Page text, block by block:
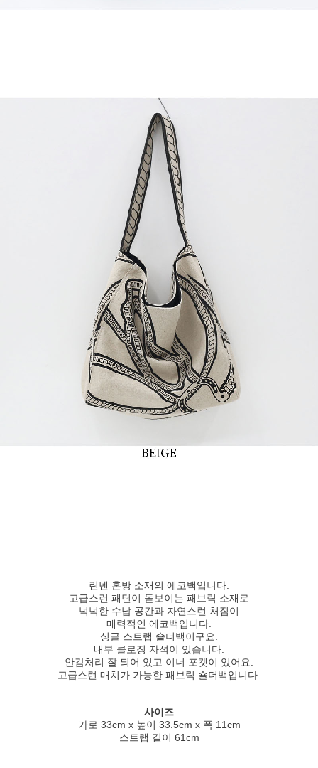
린넨 혼방 소재의 에코백입니다.
고급스런 패턴이 돋보이는 패브릭 소재로
넉넉한 수납 공간과 자연스런 처짐이
매력적인 에코백입니다.
싱글 스트랩 숄더백이구요.
내부 클로징 자석이 있습니다.
안감처리 잘 되어 있고 이너 포켓이 있어요.
고급스런 매치가 가능한 패브릭 숄더백입니다.
사이즈
가로 33cm x 높이 33.5cm x 폭 11cm
스트랩 길이 61cm